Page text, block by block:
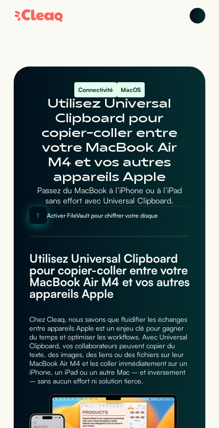
Connectivité MacOS
Utilisez Universal
Clipboard pour
copier-coller entre
votre MacBook Air
M4 et vos autres
appareils Apple
Passez du MacBook à l’iPhone ou à l’iPad
sans effort avec Universal Clipboard.
1 Activer FileVault pour chiffrer votre disque
Utilisez Universal Clipboard
pour copier-coller entre votre
MacBook Air M4 et vos autres
appareils Apple
Chez Cleaq, nous savons que fluidifier les échanges
entre appareils Apple est un enjeu clé pour gagner
du temps et optimiser les workflows. Avec Universal
Clipboard, vos collaborateurs peuvent copier du
texte, des images, des liens ou des fichiers sur leur
MacBook Air M4 et les coller immédiatement sur un
iPhone, un iPad ou un autre Mac – et inversement
– sans aucun effort ni solution tierce.